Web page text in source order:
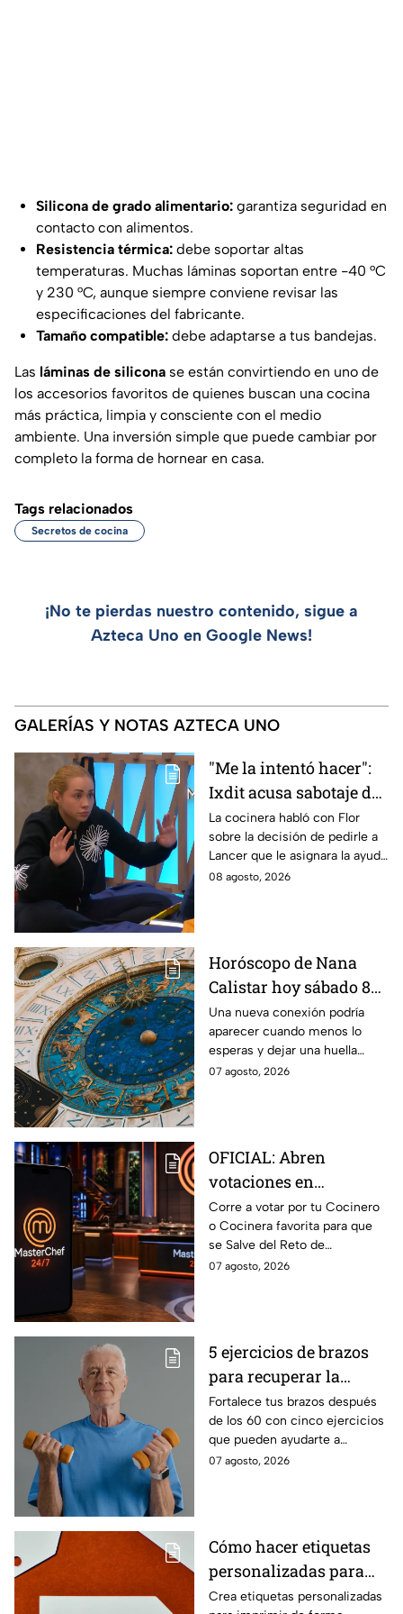
Silicona de grado alimentario: garantiza seguridad en
contacto con alimentos.
Resistencia térmica: debe soportar altas
temperaturas. Muchas láminas soportan entre -40 °C
y 230 °C, aunque siempre conviene revisar las
especificaciones del fabricante.
Tamaño compatible: debe adaptarse a tus bandejas.
Las láminas de silicona se están convirtiendo en uno de
los accesorios favoritos de quienes buscan una cocina
más práctica, limpia y consciente con el medio
ambiente. Una inversión simple que puede cambiar por
completo la forma de hornear en casa.
Tags relacionados
Secretos de cocina
¡No te pierdas nuestro contenido, sigue a
Azteca Uno en Google News!
GALERÍAS Y NOTAS AZTECA UNO
"Me la intentó hacer":
Ixdit acusa sabotaje de
Ramahá en la pasada
gala de salvación de
MasterChef 24/7
La cocinera habló con Flor
sobre la decisión de pedirle a
Lancer que le asignara la ayuda
de Ramahá y no la de Daniela
08 agosto, 2026
Horóscopo de Nana
Calistar hoy sábado 8
de agosto del 2026 para
cada signo; una
conexión inesperada
podría transformar tus
Una nueva conexión podría
aparecer cuando menos lo
esperas y dejar una huella
importante.
07 agosto, 2026
OFICIAL: Abren
votaciones en
MasterChef 24/7 para
que salves a un
Cocinero del Reto de
Eliminación de este
Corre a votar por tu Cocinero
o Cocinera favorita para que
se Salve del Reto de
Eliminación de MasterChef
07 agosto, 2026
5 ejercicios de brazos
para recuperar la
fuerza después de los
60
Fortalece tus brazos después
de los 60 con cinco ejercicios
que pueden ayudarte a
recuperar fuerza, movilidad y
07 agosto, 2026
Cómo hacer etiquetas
personalizadas para
imprimir
Crea etiquetas personalizadas